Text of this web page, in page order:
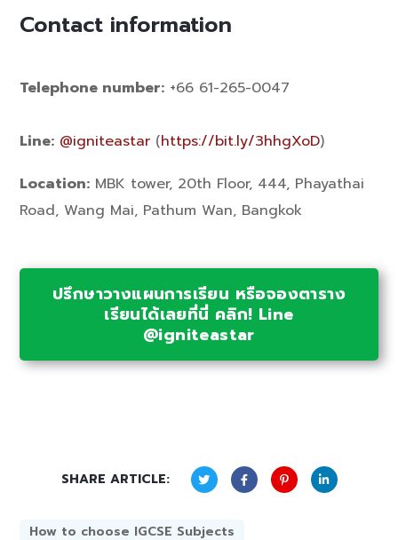
Contact information
Telephone number: +66 61-265-0047
Line: @igniteastar (https://bit.ly/3hhgXoD)
Location: MBK tower, 20th Floor, 444, Phayathai
Road, Wang Mai, Pathum Wan, Bangkok
ปรึกษาวางแผนการเรียน หรือจองตาราง
เรียนได้เลยที่นี่ คลิก! Line
@igniteastar
SHARE ARTICLE:
How to choose IGCSE Subjects